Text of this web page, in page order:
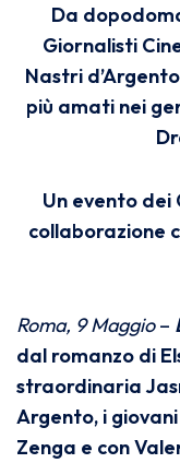
Da
Giornalisti
Nastri
più amati nei
Un evento
collaborazione
Roma, 9 Maggio–
dal romanzo di
straordinaria
Argento, i
Zenga e con